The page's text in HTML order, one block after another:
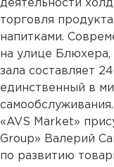
деятельности
торговля
напитками.
на улице
зала составляет
единственный в
«AVS Market»
Group» Валерий
по развитию